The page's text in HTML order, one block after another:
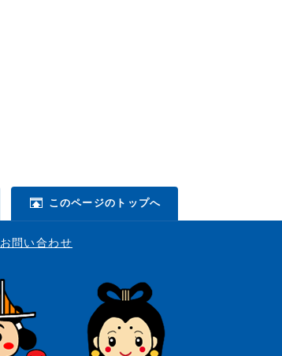
このページのトップへ
お問い合わせ